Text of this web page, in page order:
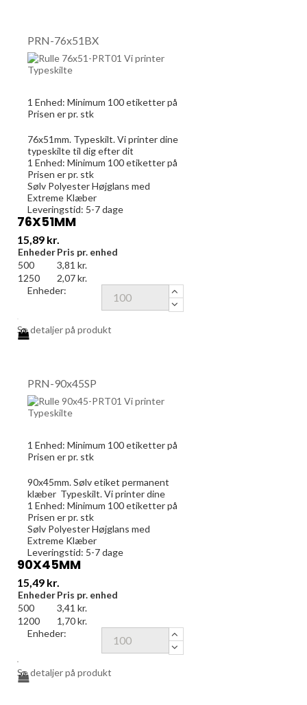
PRN-76x51BX
1 Enhed: Minimum 100etiketter på
Prisen er pr. stk
76x51mm. Typeskilt. Vi printer dine
typeskilte til dig efter dit
1 Enhed: Minimum 100etiketter på
Prisen er pr. stk
Sølv Polyester Højglans med
Extreme Klæber
Leveringstid: 5-7 dage
76X51MM
Pris
15,89 kr.
EnhederPris pr. enhed
500
3,81 kr.
1250
2,07 kr.
Enheder:
Se detaljer på produkt
PRN-90x45SP
1 Enhed: Minimum 100etiketter på
Prisen er pr. stk
90x45mm. Sølv etiket permanent
klæber Typeskilt. Vi printer dine
1 Enhed: Minimum 100etiketter på
Prisen er pr. stk
Sølv Polyester Højglans med
Extreme Klæber
Leveringstid: 5-7 dage
90X45MM
Pris
15,49 kr.
EnhederPris pr. enhed
500
3,41 kr.
1200
1,70 kr.
Enheder:
Se detaljer på produkt